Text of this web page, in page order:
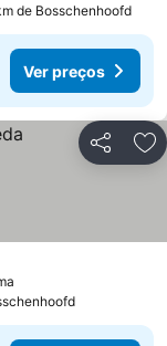
de Bosschenhoofd
Ver preços
Partilhar